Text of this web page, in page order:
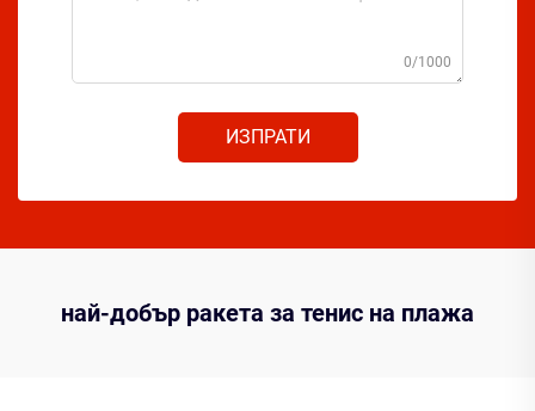
0/1000
ИЗПРАТИ
най-добър ракета за тенис на плажа